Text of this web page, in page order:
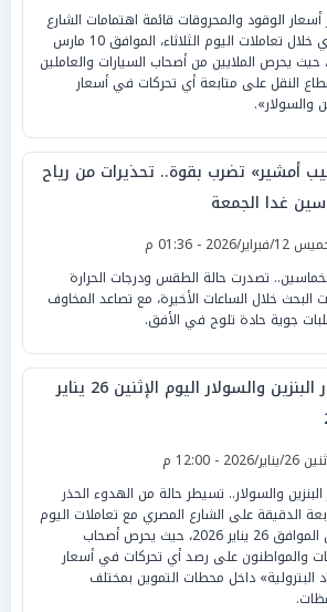
الوقود والمحروقات قائمة اهتمامات الشارع
المصري خلال تعاملات اليوم الثلاثاء، الموافق 10 مارس
2026، حيث يحرص الملايين من أصحاب السيارات والعاملين
النقل على متابعة أي تحركات في أسعار
والسولار».
أمشير» تضرب بقوة.. تحذيرات من رياح
غدا الجمعة
2026 - 01:36 م
تصدرت حالة الطقس ودرجات الحرارة
البحث خلال الساعات الأخيرة، مع تصاعد المخاوف
جوية حادة تلوح في الأفق.
أسعار البنزين والسولار اليوم الإثنين 26 يناير
2026 - 12:00 م
والسولار.. تسيطر حالة من الهدوء الحذر
الدقيقة على الشارع المصري مع تعاملات اليوم
الإثنين الموافق 26 يناير 2026، حيث يحرص أصحاب
والمواطنون على رصد أي تحركات في أسعار
البترولية» داخل محطات التموين بمختلف